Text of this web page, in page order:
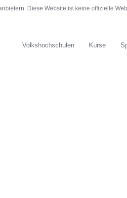
Diese Website ist keine offizielle
Volkshochschulen Kurse